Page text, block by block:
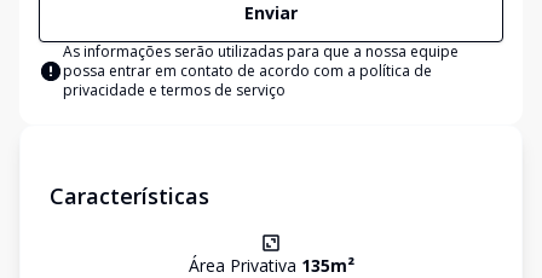
Enviar
As informações serão utilizadas para que a nossa equipe
possa entrar em contato de acordo com a política de
privacidade e termos de serviço
Características
Área Privativa 135m²